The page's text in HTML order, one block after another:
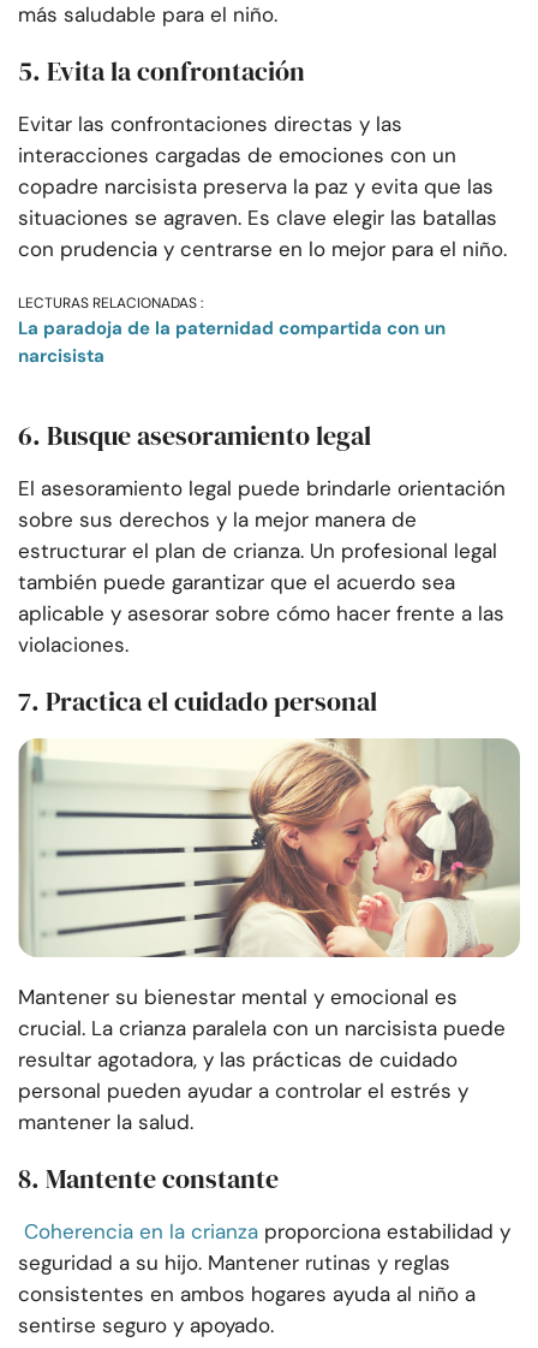
más saludable para el niño.
5. Evita la confrontación
Evitar las confrontaciones directas y las
interacciones cargadas de emociones con un
copadre narcisista preserva la paz y evita que las
situaciones se agraven. Es clave elegir las batallas
con prudencia y centrarse en lo mejor para el niño.
LECTURAS RELACIONADAS :
La paradoja de la paternidad compartida con un
narcisista
6. Busque asesoramiento legal
El asesoramiento legal puede brindarle orientación
sobre sus derechos y la mejor manera de
estructurar el plan de crianza. Un profesional legal
también puede garantizar que el acuerdo sea
aplicable y asesorar sobre cómo hacer frente a las
violaciones.
7. Practica el cuidado personal
Mantener su bienestar mental y emocional es
crucial. La crianza paralela con un narcisista puede
resultar agotadora, y las prácticas de cuidado
personal pueden ayudar a controlar el estrés y
mantener la salud.
8. Mantente constante
Coherencia en la crianza proporciona estabilidad y
seguridad a su hijo. Mantener rutinas y reglas
consistentes en ambos hogares ayuda al niño a
sentirse seguro y apoyado.